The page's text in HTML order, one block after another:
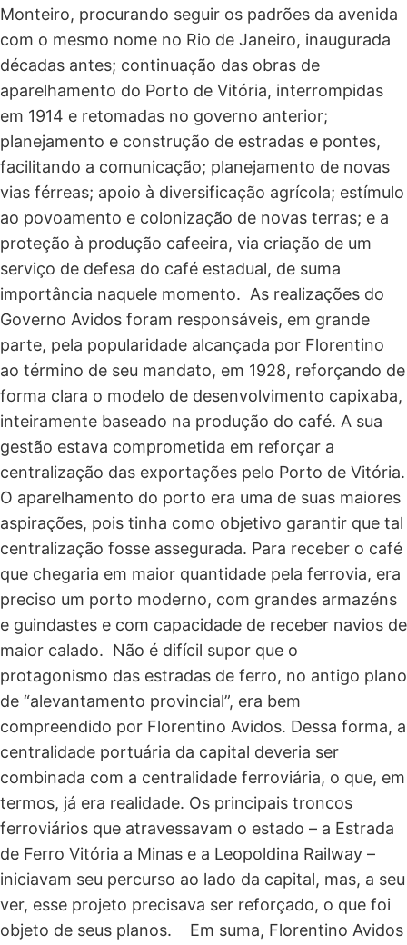
Monteiro, procurando seguir os padrões da avenida
com o mesmo nome no Rio de Janeiro, inaugurada
décadas antes; continuação das obras de
aparelhamento do Porto de Vitória, interrompidas
em 1914 e retomadas no governo anterior;
planejamento e construção de estradas e pontes,
facilitando a comunicação; planejamento de novas
vias férreas; apoio à diversificação agrícola; estímulo
ao povoamento e colonização de novas terras; e a
proteção à produção cafeeira, via criação de um
serviço de defesa do café estadual, de suma
importância naquele momento. As realizações do
Governo Avidos foram responsáveis, em grande
parte, pela popularidade alcançada por Florentino
ao término de seu mandato, em 1928, reforçando de
forma clara o modelo de desenvolvimento capixaba,
inteiramente baseado na produção do café. A sua
gestão estava comprometida em reforçar a
centralização das exportações pelo Porto de Vitória.
O aparelhamento do porto era uma de suas maiores
aspirações, pois tinha como objetivo garantir que tal
centralização fosse assegurada. Para receber o café
que chegaria em maior quantidade pela ferrovia, era
preciso um porto moderno, com grandes armazéns
e guindastes e com capacidade de receber navios de
maior calado. Não é difícil supor que o
protagonismo das estradas de ferro, no antigo plano
de “alevantamento provincial”, era bem
compreendido por Florentino Avidos. Dessa forma, a
centralidade portuária da capital deveria ser
combinada com a centralidade ferroviária, o que, em
termos, já era realidade. Os principais troncos
ferroviários que atravessavam o estado – a Estrada
de Ferro Vitória a Minas e a Leopoldina Railway –
iniciavam seu percurso ao lado da capital, mas, a seu
ver, esse projeto precisava ser reforçado, o que foi
objeto de seus planos. Em suma, Florentino Avidos